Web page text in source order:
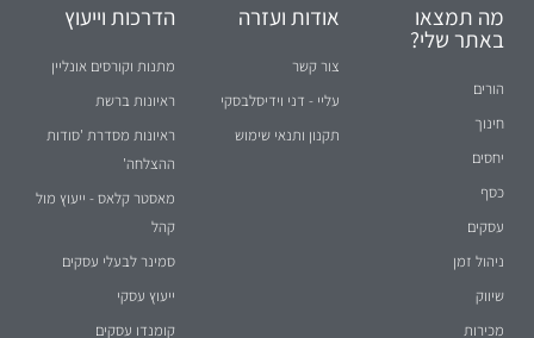
מה תמצאו
באתר שלי?
הורים
חינוך
יחסים
כסף
עסקים
ניהול זמן
שיווק
מכירות
אודות ועזרה
צור קשר
עליי - דני וידיסלבסקי
תקנון ותנאי שימוש
הדרכות וייעוץ
מתנות וקורסים אונליין
ראיונות ברשת
ראיונות מסדרת 'סודות
ההצלחה'
מאסטר קלאס - ייעוץ מול
קהל
סמינר לבעלי עסקים
ייעוץ עסקי
קומנדו עסקים